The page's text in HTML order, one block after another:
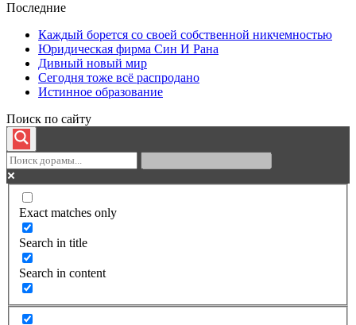
Последние
Каждый борется со своей собственной никчемностью
Юридическая фирма Син И Рана
Дивный новый мир
Сегодня тоже всё распродано
Истинное образование
Поиск по сайту
Exact matches only
Search in title
Search in content